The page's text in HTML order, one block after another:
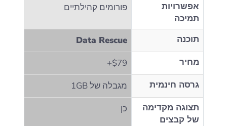
אפשרויות
תמיכה
פורומים קהילתיים
תוכנה
Data Rescue
מחיר
$79+
גרסה חינמית
מגבלה של 1GB
תצוגה מקדימה
של קבצים
כן